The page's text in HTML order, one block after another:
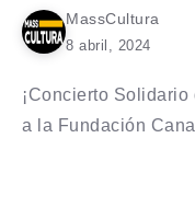
MassCultura
8 abril, 2024
¡Concierto
a la Fundación